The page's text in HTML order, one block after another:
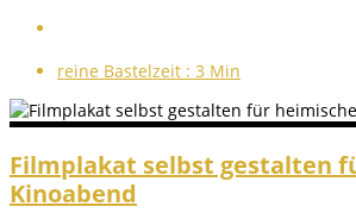
reine Bastelzeit : 3 Min
Filmplakat selbst gestalten
Kinoabend